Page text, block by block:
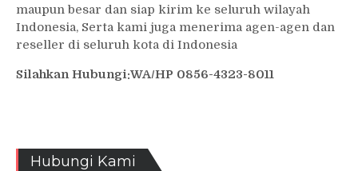
maupun besar dan siap kirim ke seluruh wilayah
Indonesia, Serta kami juga menerima agen-agen dan
reseller di seluruh kota di Indonesia
Silahkan Hubungi:WA/HP 0856-4323-8011
Hubungi Kami